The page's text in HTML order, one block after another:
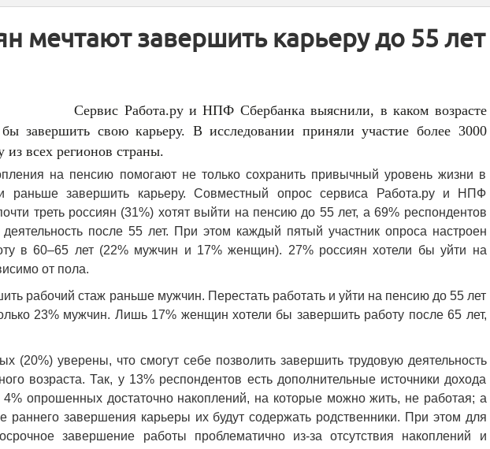
мечтают завершить карьеру до 55 лет
Сервис Работа.ру и НПФ Сбербанка выяснили, в каком возрасте
завершить свою карьеру. В исследовании приняли участие более 3000
из всех регионов страны.
на пенсию помогают не только сохранить привычный уровень жизни в
раньше завершить карьеру. Совместный опрос сервиса Работа.ру и НПФ
треть россиян (31%) хотят выйти на пенсию до 55 лет, а 69% респондентов
после 55 лет. При этом каждый пятый участник опроса настроен
в 60–65 лет (22% мужчин и 17% женщин). 27% россиян хотели бы уйти на
от пола.
рабочий стаж раньше мужчин. Перестать работать и уйти на пенсию до 55 лет
23% мужчин. Лишь 17% женщин хотели бы завершить работу после 65 лет,
(20%) уверены, что смогут себе позволить завершить трудовую деятельность
возраста. Так, у 13% респондентов есть дополнительные источники дохода
опрошенных достаточно накоплений, на которые можно жить, не работая; а
раннего завершения карьеры их будут содержать родственники. При этом для
завершение работы проблематично из-за отсутствия накоплений и